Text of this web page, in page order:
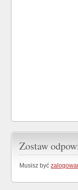
Zostaw
Musisz być